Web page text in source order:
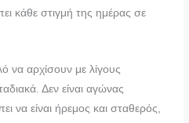
κάθε στιγμή της ημέρας σε
να αρχίσουν με λίγους
Δεν είναι αγώνας
να είναι ήρεμος και σταθερός,